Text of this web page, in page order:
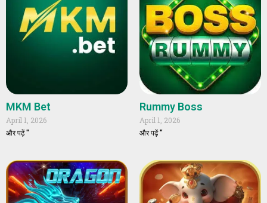
MKM Bet
April 1, 2026
और पढ़ें "
Rummy Boss
April 1, 2026
और पढ़ें "